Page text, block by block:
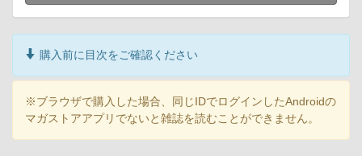
購入前に目次をご確認ください
※ブラウザで購入した場合、同じIDでログインしたAndroidの
マガストアアプリでないと雑誌を読むことができません。